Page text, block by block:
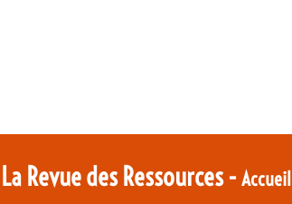
La Revue des Ressources -Accueil